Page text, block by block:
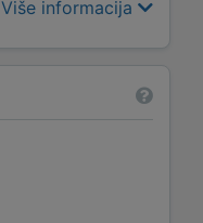
Više informacija